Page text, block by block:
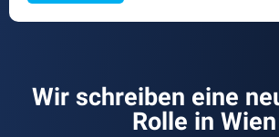
Wir schreiben eine
Rolle in Wien